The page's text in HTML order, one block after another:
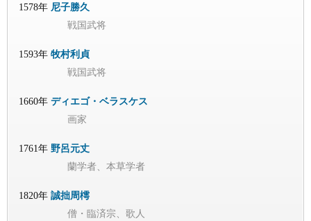
1578年 尼子勝久
戦国武将
1593年 牧村利貞
戦国武将
1660年 ディエゴ・ベラスケス
画家
1761年 野呂元丈
蘭学者、本草学者
1820年 誠拙周樗
僧・臨済宗、歌人